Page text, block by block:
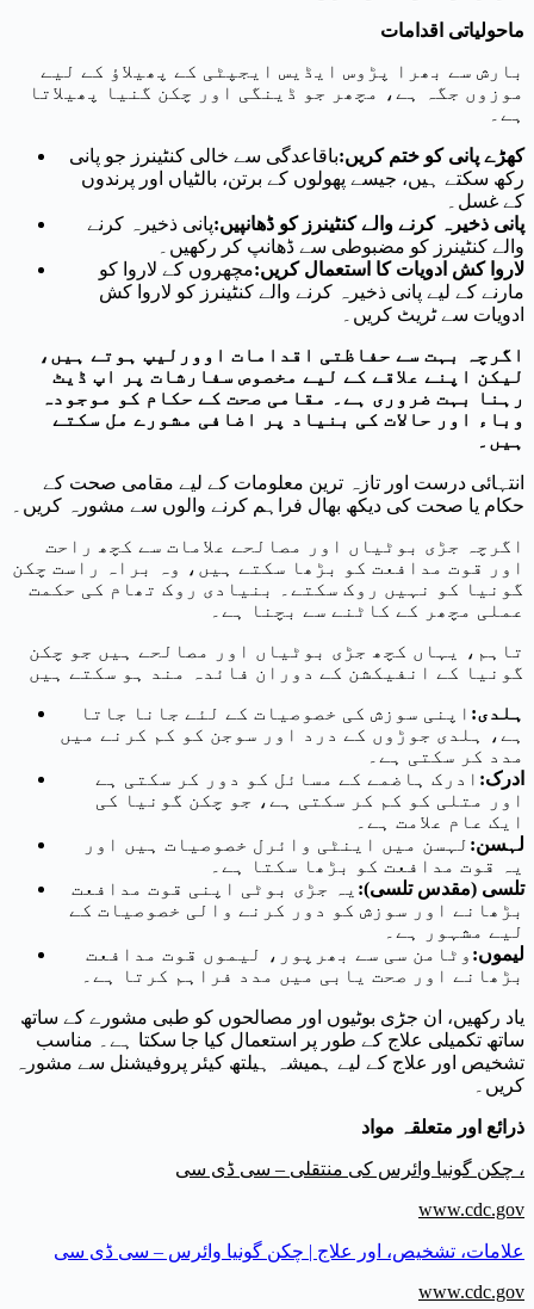
ماحولیاتی اقدامات
بارش سے بھرا پڑوس ایڈیس ایجپٹی کے پھیلاؤ کے لیے
موزوں جگہ ہے، مچھر جو ڈینگی اور چکن گنیا پھیلاتا
ہے۔
کھڑے پانی کو ختم کریں:باقاعدگی سے خالی کنٹینرز جو پانی
رکھ سکتے ہیں، جیسے پھولوں کے برتن، بالٹیاں اور پرندوں
کے غسل۔
پانی ذخیرہ کرنے والے کنٹینرز کو ڈھانپیں:پانی ذخیرہ کرنے
والے کنٹینرز کو مضبوطی سے ڈھانپ کر رکھیں۔
لاروا کش ادویات کا استعمال کریں:مچھروں کے لاروا کو
مارنے کے لیے پانی ذخیرہ کرنے والے کنٹینرز کو لاروا کش
ادویات سے ٹریٹ کریں۔
اگرچہ بہت سے حفاظتی اقدامات اوورلیپ ہوتے ہیں،
لیکن اپنے علاقے کے لیے مخصوص سفارشات پر اپ ڈیٹ
رہنا بہت ضروری ہے۔ مقامی صحت کے حکام کو موجودہ
وباء اور حالات کی بنیاد پر اضافی مشورے مل سکتے
ہیں۔
انتہائی درست اور تازہ ترین معلومات کے لیے مقامی صحت کے
حکام یا صحت کی دیکھ بھال فراہم کرنے والوں سے مشورہ کریں۔
اگرچہ جڑی بوٹیاں اور مصالحے علامات سے کچھ راحت
اور قوت مدافعت کو بڑھا سکتے ہیں، وہ براہ راست چکن
گونیا کو نہیں روک سکتے۔ بنیادی روک تھام کی حکمت
عملی مچھر کے کاٹنے سے بچنا ہے۔
تاہم، یہاں کچھ جڑی بوٹیاں اور مصالحے ہیں جو چکن
گونیا کے انفیکشن کے دوران فائدہ مند ہو سکتے ہیں
ہلدی: اپنی سوزش کی خصوصیات کے لئے جانا جاتا
ہے، ہلدی جوڑوں کے درد اور سوجن کو کم کرنے میں
مدد کر سکتی ہے۔
ادرک: ادرک ہاضمے کے مسائل کو دور کر سکتی ہے
اور متلی کو کم کر سکتی ہے، جو چکن گونیا کی
ایک عام علامت ہے۔
لہسن: لہسن میں اینٹی وائرل خصوصیات ہیں اور
یہ قوت مدافعت کو بڑھا سکتا ہے۔
تلسی (مقدس تلسی): یہ جڑی بوٹی اپنی قوت مدافعت
بڑھانے اور سوزش کو دور کرنے والی خصوصیات کے
لیے مشہور ہے۔
لیموں: وٹامن سی سے بھرپور، لیموں قوت مدافعت
بڑھانے اور صحت یابی میں مدد فراہم کرتا ہے۔
یاد رکھیں، ان جڑی بوٹیوں اور مصالحوں کو طبی مشورے کے ساتھ
ساتھ تکمیلی علاج کے طور پر استعمال کیا جا سکتا ہے۔ مناسب
تشخیص اور علاج کے لیے ہمیشہ ہیلتھ کیئر پروفیشنل سے مشورہ
کریں۔
ذرائع اور متعلقہ مواد
چکن گونیا وائرس کی منتقلی – سی ڈی سی ،
www.cdc.gov
علامات، تشخیص، اور علاج | چکن گونیا وائرس – سی ڈی سی
www.cdc.gov